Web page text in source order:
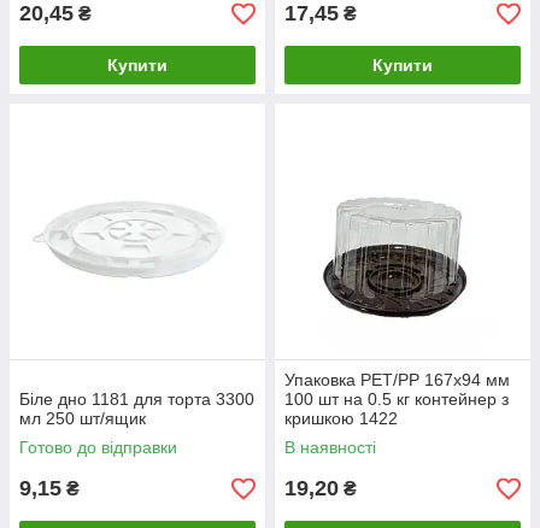
20,45 ₴
Купити
17,45 ₴
Купити
Біле дно 1181 для торта 3300
мл 250 шт/ящик
Готово до відправки
9,15 ₴
Упаковка PET/PP 167х94 мм
100 шт на 0.5 кг контейнер з
кришкою 1422
В наявності
19,20 ₴